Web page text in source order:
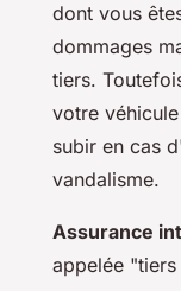
dont vous
dommages
tiers.
votre
subir en cas
vandalisme.
Assurance
appelée